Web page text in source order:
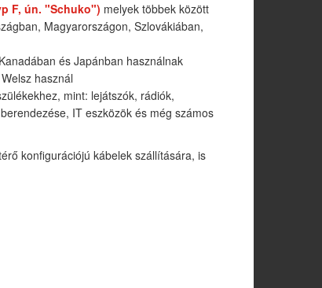
F, ún. "Schuko") melyek többek között
Magyarországon, Szlovákiában,
és Japánban használnak
használ
mint: lejátszók, rádiók,
IT eszközök és még számos
konfigurációjú kábelek szállítására, is